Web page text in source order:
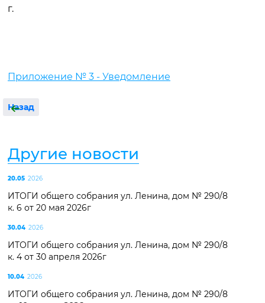
г.
Приложение № 3 - Уведомление
Назад
Другие новости
20.05 2026
ИТОГИ общего собрания ул. Ленина, дом № 290/8
к. 6 от 20 мая 2026г
30.04 2026
ИТОГИ общего собрания ул. Ленина, дом № 290/8
к. 4 от 30 апреля 2026г
10.04 2026
ИТОГИ общего собрания ул. Ленина, дом № 290/8